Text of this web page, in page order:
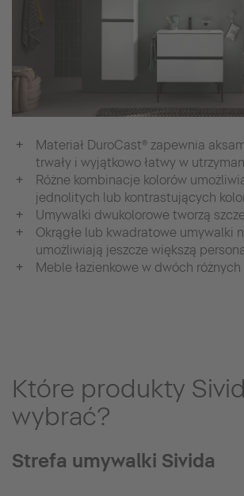
Materiał DuroCast® zapewnia
trwały i wyjątkowo łatwy w
Różne kombinacje kolorów
jednolitych lub kontrastujących
Umywalki dwukolorowe tworzą
Okrągłe lub kwadratowe umywalki
umożliwiają jeszcze większą
Meble łazienkowe w dwóch różnych
Które produkty
wybrać?
Strefa umywalki Sivida